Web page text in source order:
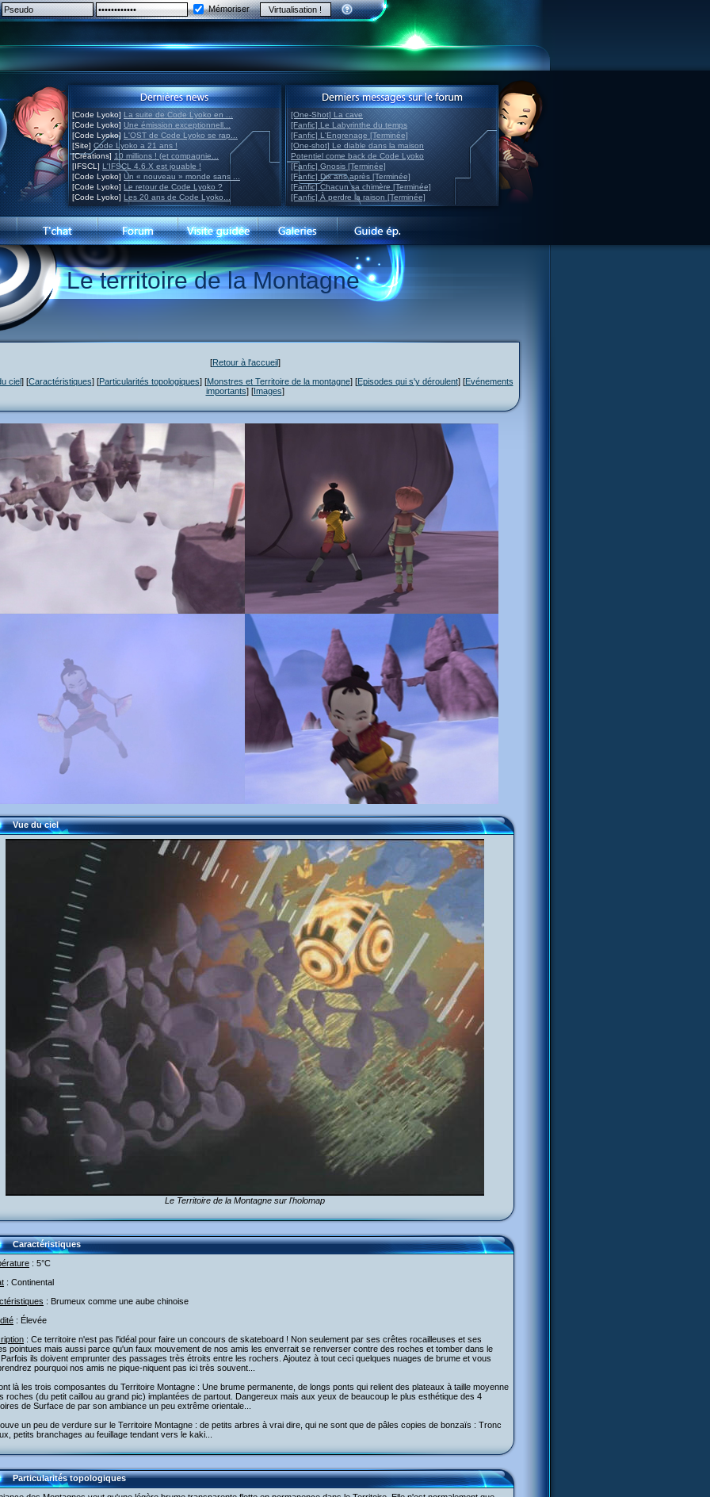
Mémoriser
[Code Lyoko] La suite de Code Lyoko en ...
[Code Lyoko] Une émission exceptionnell...
[Code Lyoko] L'OST de Code Lyoko se rap...
[Site] Code Lyoko a 21 ans !
[Créations] 10 millions ! (et compagnie...
[IFSCL] L'IFSCL 4.6.X est jouable !
[Code Lyoko] Un « nouveau » monde sans ...
[Code Lyoko] Le retour de Code Lyoko ?
[Code Lyoko] Les 20 ans de Code Lyoko...
[One-Shot] La cave
[Fanfic] Le Labyrinthe du temps
[Fanfic] L'Engrenage [Terminée]
[One-shot] Le diable dans la maison
Potentiel come back de Code Lyoko
[Fanfic] Gnosis [Terminée]
[Fanfic] Dix ans après [Terminée]
[Fanfic] Chacun sa chimère [Terminée]
[Fanfic] À perdre la raison [Terminée]
Le territoire de la Montagne
[Retour à l'accueil]
ciel] [Caractéristiques] [Particularités topologiques] [Monstres et Territoire de la montagne] [Episodes qui s'y déroulent] [Evénements
importants] [Images]
Vue du ciel
Le Territoire de la Montagne sur l'holomap
Caractéristiques
: 5°C
: Continental
: Brumeux comme une aube chinoise
: Élevée
: Ce territoire n'est pas l'idéal pour faire un concours de skateboard ! Non seulement par ses crêtes rocailleuses et ses
pointues mais aussi parce qu'un faux mouvement de nos amis les enverrait se renverser contre des roches et tomber dans le
ils doivent emprunter des passages très étroits entre les rochers. Ajoutez à tout ceci quelques nuages de brume et vous
pourquoi nos amis ne pique-niquent pas ici très souvent...
là les trois composantes du Territoire Montagne : Une brume permanente, de longs ponts qui relient des plateaux à taille moyenne
roches (du petit caillou au grand pic) implantées de partout. Dangereux mais aux yeux de beaucoup le plus esthétique des 4
de Surface de par son ambiance un peu extrême orientale...
un peu de verdure sur le Territoire Montagne : de petits arbres à vrai dire, qui ne sont que de pâles copies de bonzaïs : Tronc
petits branchages au feuillage tendant vers le kaki...
Particularités topologiques